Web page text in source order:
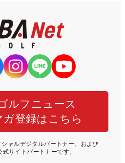
ルフニュース
ガ登録はこちら
ャルデジタルパートナー、および
式サイトパートナーです。